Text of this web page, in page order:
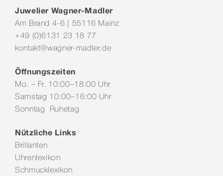
Wellendorff
Service & Leistungen
Juwelier Wagner-Madler
Am Brand 4-6 | 55116 Mainz
+49 (0)6131 23 18 77
kontakt@wagner-madler.de
Öffnungszeiten
Mo. – Fr. 10:00–18:00 Uhr
Samstag 10:00–16:00 Uhr
Sonntag Ruhetag
Nützliche Links
Brillanten
Uhrenlexikon
Schmucklexikon